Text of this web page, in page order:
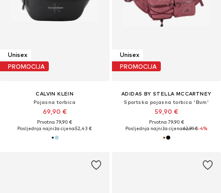
Unisex
PROMOCIJA
CALVIN KLEIN
Pojasna torbica
69,90 €
Prvotno: 79,90 €
Posljednja najniža cijena:52,43 €
Unisex
PROMOCIJA
ADIDAS BY STELLA MCCARTNEY
Sportska pojasna torbica 'Bum'
59,90 €
Prvotno: 79,90 €
Posljednja najniža cijena:62,91 €-4%